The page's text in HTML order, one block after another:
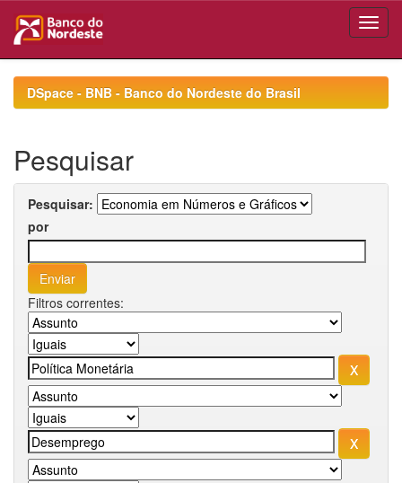
navigationDSpace - BNB - Banco do Nordeste do Brasil
Pesquisar
Pesquisar:
por
Filtros correntes: